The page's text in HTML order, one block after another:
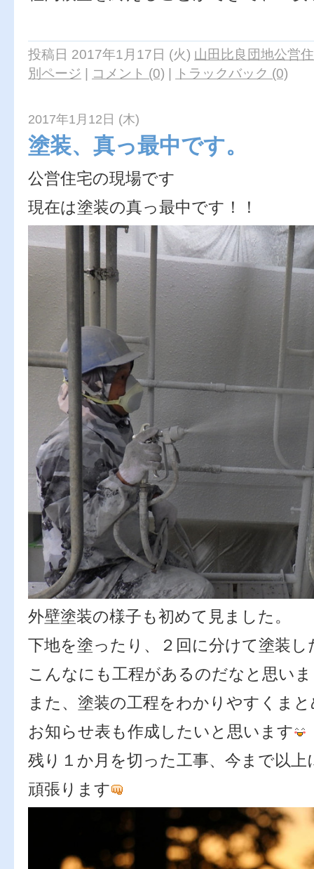
投稿日 2017年1月17日 (火) 山田比良団地公営
別ページ | コメント (0) | トラックバック (0)
2017年1月12日 (木)
塗装、真っ最中です。
公営住宅の現場です
現在は塗装の真っ最中です！！
外壁塗装の様子も初めて見ました。
下地を塗ったり、２回に分けて塗装し
こんなにも工程があるのだなと思い
また、塗装の工程をわかりやすくま
お知らせ表も作成したいと思います
残り１か月を切った工事、今まで以
頑張ります